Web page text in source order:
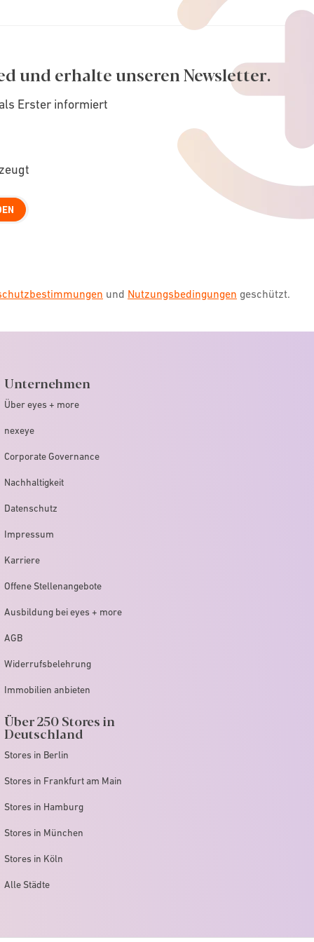
und erhalte unseren Newsletter.
Erster informiert
und Nutzungsbedingungen geschützt.
Unternehmen
Über eyes + more
nexeye
Corporate Governance
Nachhaltigkeit
Datenschutz
Impressum
Karriere
Offene Stellenangebote
Ausbildung bei eyes + more
AGB
Widerrufsbelehrung
Immobilien anbieten
Über 250 Stores in
Deutschland
Stores in Berlin
Stores in Frankfurt am Main
Stores in Hamburg
Stores in München
Stores in Köln
Alle Städte